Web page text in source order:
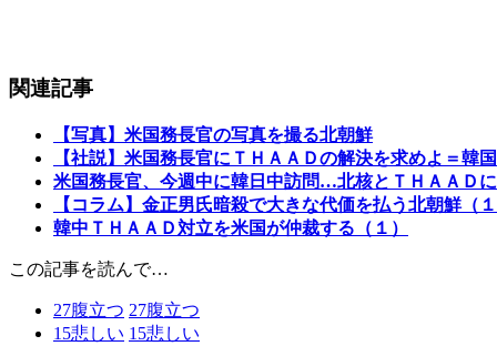
関連記事
【写真】米国務長官の写真を撮る北朝鮮
【社説】米国務長官にＴＨＡＡＤの解決を求めよ＝韓国
米国務長官、今週中に韓日中訪問…北核とＴＨＡＡＤ
【コラム】金正男氏暗殺で大きな代価を払う北朝鮮（１
韓中ＴＨＡＡＤ対立を米国が仲裁する（１）
この記事を読んで…
27腹立つ 27腹立つ
15悲しい 15悲しい